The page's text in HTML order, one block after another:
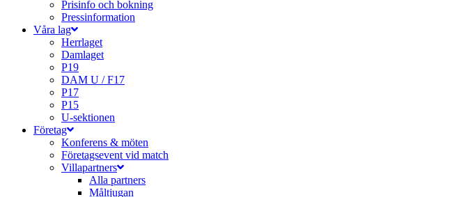
Prisinfo och bokning
Pressinformation
Våra lag
Herrlaget
Damlaget
P19
DAM U / F17
P17
P15
U-sektionen
Företag
Konferens & möten
Företagsevent vid match
Villapartners
Alla partners
Måltjugan